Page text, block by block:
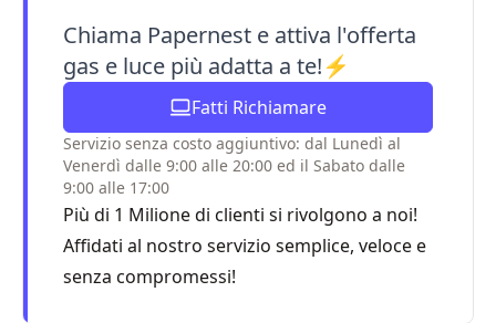
Chiama Papernest e attiva l'offerta
gas e luce più adatta a te!⚡
Fatti Richiamare
Servizio senza costo aggiuntivo: dal Lunedì al
Venerdì dalle 9:00 alle 20:00 ed il Sabato dalle
9:00 alle 17:00
Più di 1 Milione di clienti si rivolgono a noi!
Affidati al nostro servizio semplice, veloce e
senza compromessi!